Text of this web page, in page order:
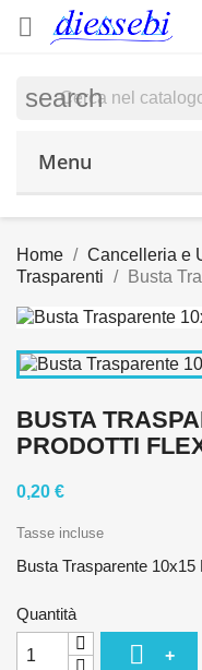

search
Menu
Home Cancelleria e
Trasparenti
Busta
BUSTA
PRODOTTI
0,20 €
Tasse incluse
Busta Trasparente 10x15
Quantità
 +